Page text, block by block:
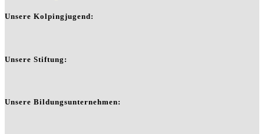
Unsere Kolpingjugend:
Unsere Stiftung:
Unsere Bildungsunternehmen: